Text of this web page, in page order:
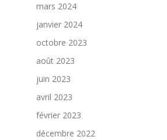
mars 2024
janvier 2024
octobre 2023
août 2023
juin 2023
avril 2023
février 2023
décembre 2022